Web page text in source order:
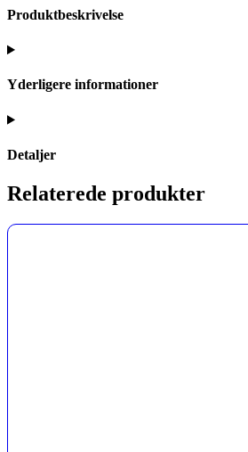
Produktbeskrivelse
Yderligere informationer
Detaljer
Relaterede produkter